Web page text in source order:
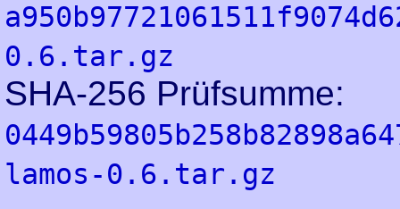
0.6.tar.gz
SHA-256 Prüfsumme:
lamos-0.6.tar.gz